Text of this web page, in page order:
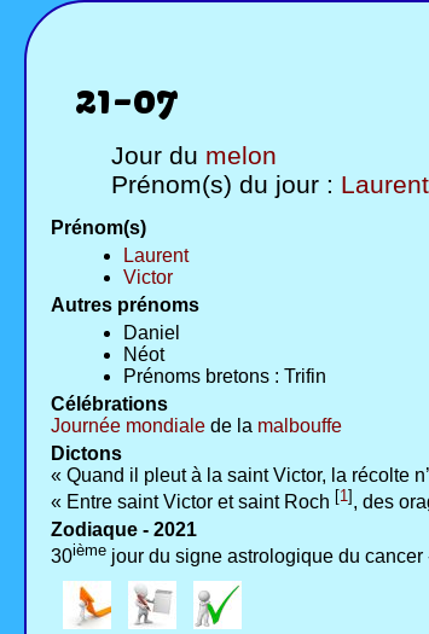
21-07
Jour du melon
Prénom(s) du jour : Laurent
Prénom(s)
Laurent
Victor
Autres prénoms
Daniel
Néot
Prénoms bretons : Trifin
Célébrations
Journée mondiale de la malbouffe
Dictons
« Quand il pleut à la saint Victor, la récolte
« Entre saint Victor et saint Roch [1] , des
Zodiaque - 2021
30ième jour du signe astrologique du cancer